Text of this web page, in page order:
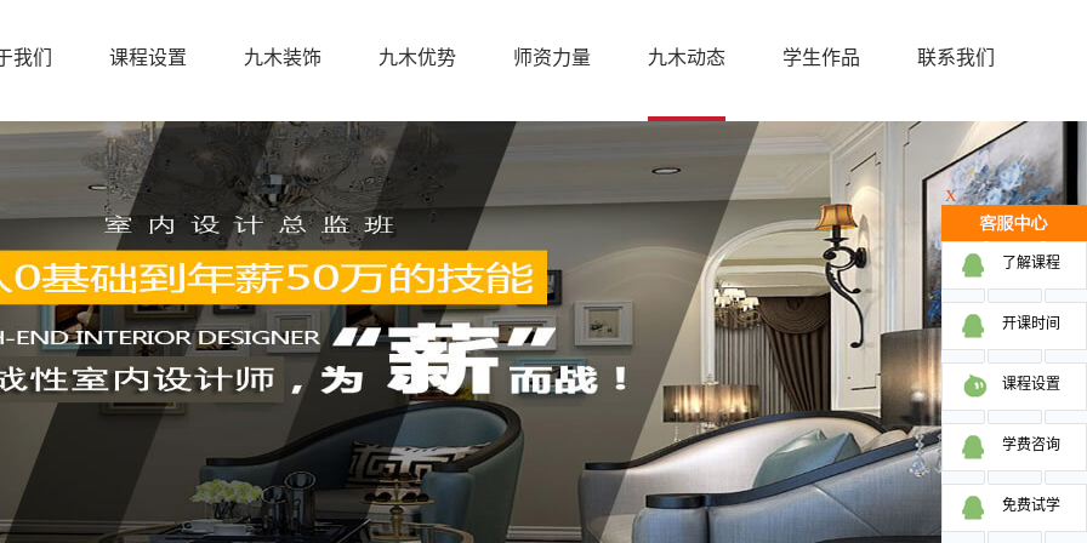
我们 课程设置 九木装饰 九木优势 师资力量 九木动态 学生作品 联系我们
X
了解课程
开课时间
课程设置
学费咨询
免费试学